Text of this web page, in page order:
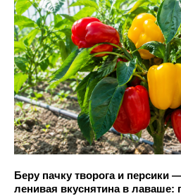
Беру пачку творога и персики
ленивая вкуснятина в лаваше: